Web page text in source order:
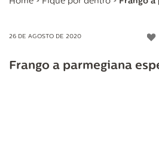
26 DE AGOSTO DE 2020
Frango a parmegiana